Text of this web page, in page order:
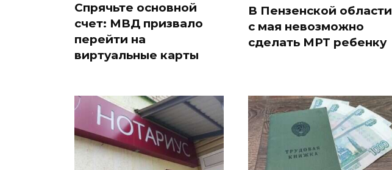
Спрячьте основной
счет: МВД призвало
перейти на
виртуальные карты
В Пензенской области
с мая невозможно
сделать МРТ ребенку